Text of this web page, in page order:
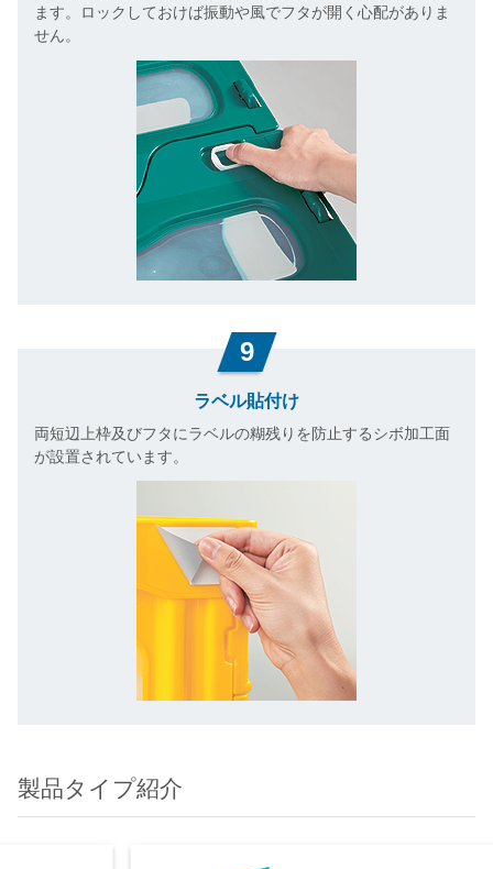
ます。ロックしておけば振動や風でフタが開く心配がありま
せん。
9
ラベル貼付け
両短辺上枠及びフタにラベルの糊残りを防止するシボ加工面
が設置されています。
製品タイプ紹介